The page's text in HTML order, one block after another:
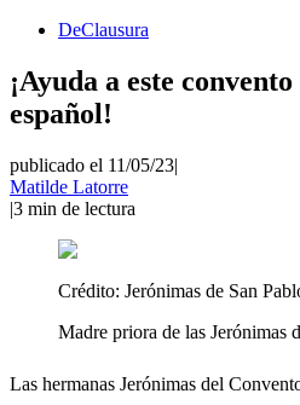
DeClausura
¡Ayuda a este
español!
publicado el 11/05/23|
Matilde Latorre
|3 min de lectura
Crédito: Jerónimas de San
Madre priora de las Jerónimas
Las hermanas Jerónimas del